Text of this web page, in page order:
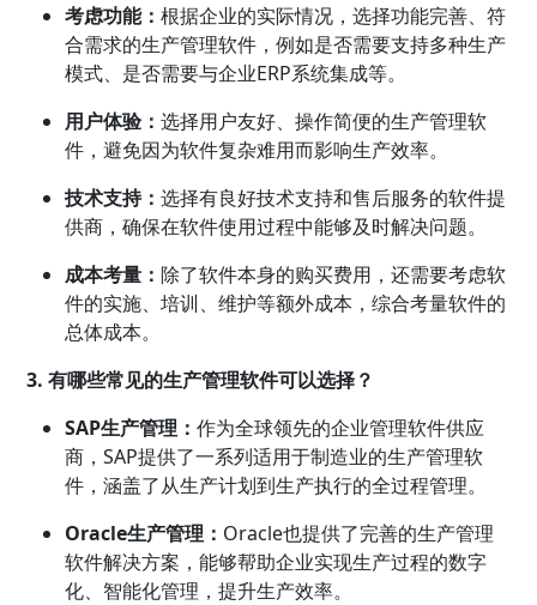
考虑功能：根据企业的实际情况，选择功能完善、符
合需求的生产管理软件，例如是否需要支持多种生产
模式、是否需要与企业ERP系统集成等。
用户体验：选择用户友好、操作简便的生产管理软
件，避免因为软件复杂难用而影响生产效率。
技术支持：选择有良好技术支持和售后服务的软件提
供商，确保在软件使用过程中能够及时解决问题。
成本考量：除了软件本身的购买费用，还需要考虑软
件的实施、培训、维护等额外成本，综合考量软件的
总体成本。
3. 有哪些常见的生产管理软件可以选择？
SAP生产管理：作为全球领先的企业管理软件供应
商，SAP提供了一系列适用于制造业的生产管理软
件，涵盖了从生产计划到生产执行的全过程管理。
Oracle生产管理： Oracle也提供了完善的生产管理
软件解决方案，能够帮助企业实现生产过程的数字
化、智能化管理，提升生产效率。